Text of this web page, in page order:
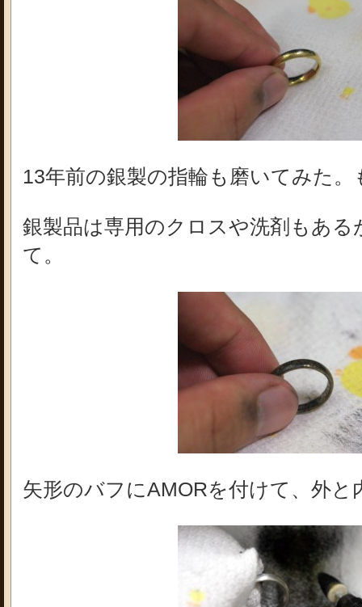
13年前の銀製の指輪も磨いてみた
銀製品は専用のクロスや洗剤もあ
て。
矢形のバフにAMORを付けて、外と